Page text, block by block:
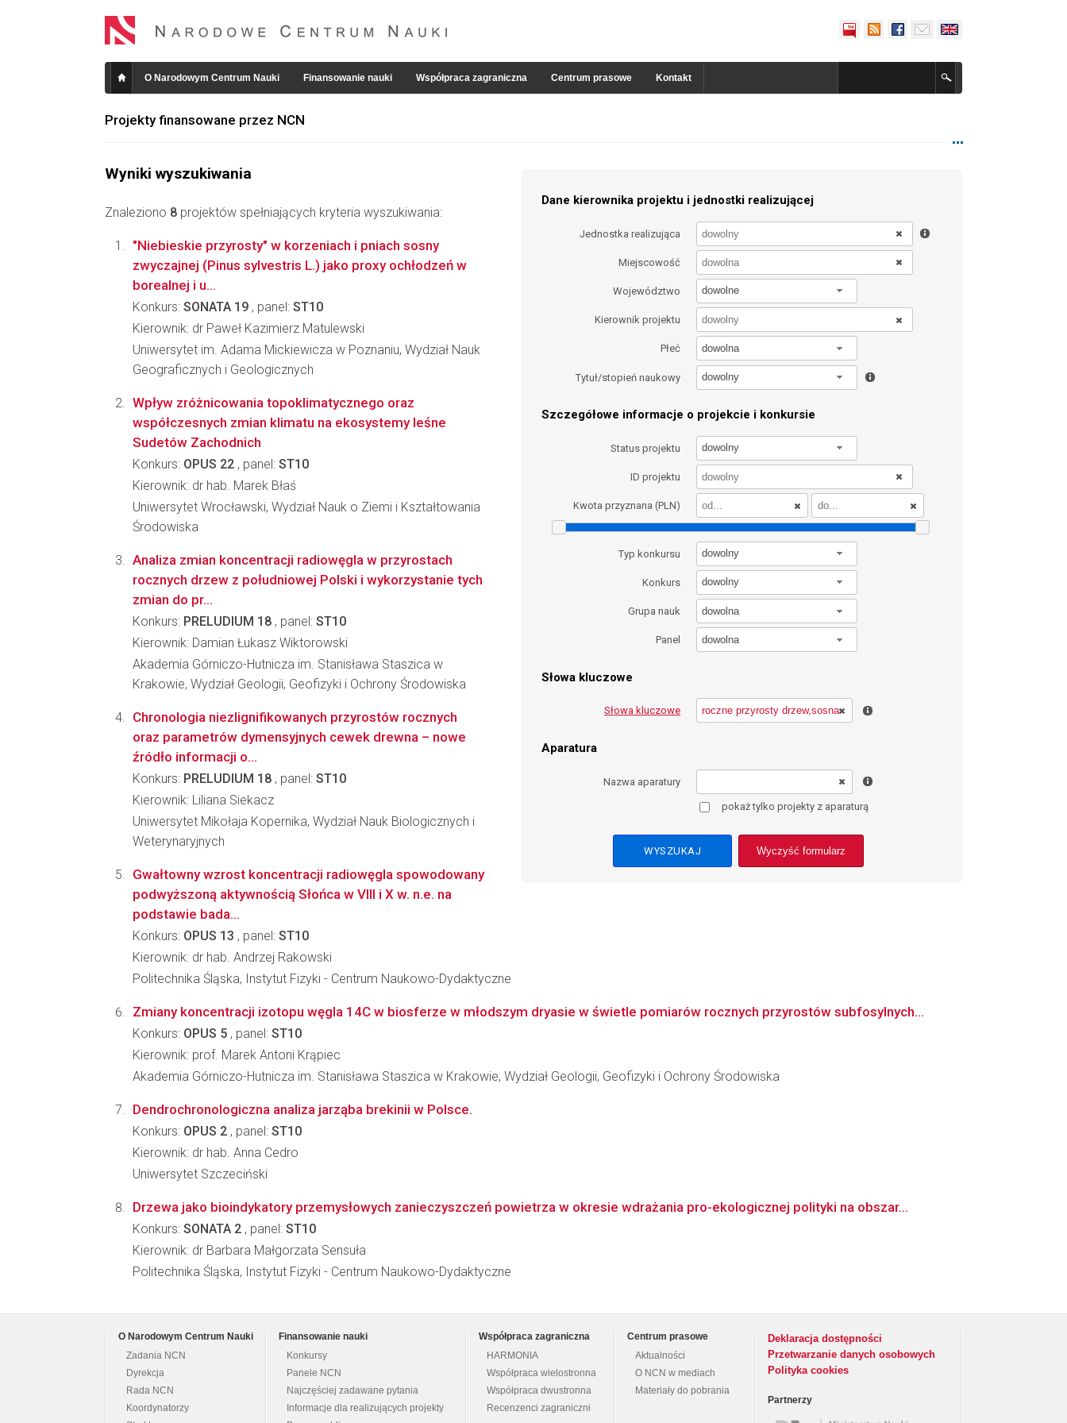
O Narodowym Centrum Nauki Finansowanie nauki Współpraca zagraniczna Centrum prasowe Kontakt
Projekty finansowane przez NCN
Wyniki wyszukiwania
Znaleziono 8 projektów spełniających kryteria wyszukiwania:
Dane kierownika projektu i jednostki realizującej
Jednostka realizująca
Miejscowość
Województwo dowolne
Kierownik projektu
Płeć dowolna
Tytuł/stopień naukowy dowolny
Szczegółowe informacje o projekcie i konkursie
Status projektu dowolny
ID projektu
Kwota przyznana (PLN)
Typ konkursu dowolny
Konkurs dowolny
Grupa nauk dowolna
Panel dowolna
Słowa kluczowe
Słowa kluczowe
Aparatura
Nazwa aparatury
pokaż tylko projekty z aparaturą
Wyczyść formularz
"Niebieskie przyrosty" w korzeniach i pniach sosny
zwyczajnej (Pinus sylvestris L.) jako proxy ochłodzeń w
borealnej i u...
Konkurs: SONATA 19 , panel: ST10
Kierownik: dr Paweł Kazimierz Matulewski
Uniwersytet im. Adama Mickiewicza w Poznaniu, Wydział Nauk
Geograficznych i Geologicznych
Wpływ zróżnicowania topoklimatycznego oraz
współczesnych zmian klimatu na ekosystemy leśne
Sudetów Zachodnich
Konkurs: OPUS 22 , panel: ST10
Kierownik: dr hab. Marek Błaś
Uniwersytet Wrocławski, Wydział Nauk o Ziemi i Kształtowania
Środowiska
Analiza zmian koncentracji radiowęgla w przyrostach
rocznych drzew z południowej Polski i wykorzystanie tych
zmian do pr...
Konkurs: PRELUDIUM 18 , panel: ST10
Kierownik: Damian Łukasz Wiktorowski
Akademia Górniczo-Hutnicza im. Stanisława Staszica w
Krakowie, Wydział Geologii, Geofizyki i Ochrony Środowiska
Chronologia niezlignifikowanych przyrostów rocznych
oraz parametrów dymensyjnych cewek drewna – nowe
źródło informacji o...
Konkurs: PRELUDIUM 18 , panel: ST10
Kierownik: Liliana Siekacz
Uniwersytet Mikołaja Kopernika, Wydział Nauk Biologicznych i
Weterynaryjnych
Gwałtowny wzrost koncentracji radiowęgla spowodowany
podwyższoną aktywnością Słońca w VIII i X w. n.e. na
podstawie bada...
Konkurs: OPUS 13 , panel: ST10
Kierownik: dr hab. Andrzej Rakowski
Politechnika Śląska, Instytut Fizyki - Centrum Naukowo-Dydaktyczne
Zmiany koncentracji izotopu węgla 14C w biosferze w młodszym dryasie w świetle pomiarów rocznych przyrostów subfosylnych...
Konkurs: OPUS 5 , panel: ST10
Kierownik: prof. Marek Antoni Krąpiec
Akademia Górniczo-Hutnicza im. Stanisława Staszica w Krakowie, Wydział Geologii, Geofizyki i Ochrony Środowiska
Dendrochronologiczna analiza jarząba brekinii w Polsce.
Konkurs: OPUS 2 , panel: ST10
Kierownik: dr hab. Anna Cedro
Uniwersytet Szczeciński
Drzewa jako bioindykatory przemysłowych zanieczyszczeń powietrza w okresie wdrażania pro-ekologicznej polityki na obszar...
Konkurs: SONATA 2 , panel: ST10
Kierownik: dr Barbara Małgorzata Sensuła
Politechnika Śląska, Instytut Fizyki - Centrum Naukowo-Dydaktyczne
O Narodowym Centrum Nauki
Zadania NCN
Dyrekcja
Rada NCN
Koordynatorzy
Finansowanie nauki
Konkursy
Panele NCN
Najczęściej zadawane pytania
Informacje dla realizujących projekty
Współpraca zagraniczna
HARMONIA
Współpraca wielostronna
Współpraca dwustronna
Recenzenci zagraniczni
Centrum prasowe
Aktualności
O NCN w mediach
Materiały do pobrania
Deklaracja dostępności
Przetwarzanie danych osobowych
Polityka cookies
Partnerzy